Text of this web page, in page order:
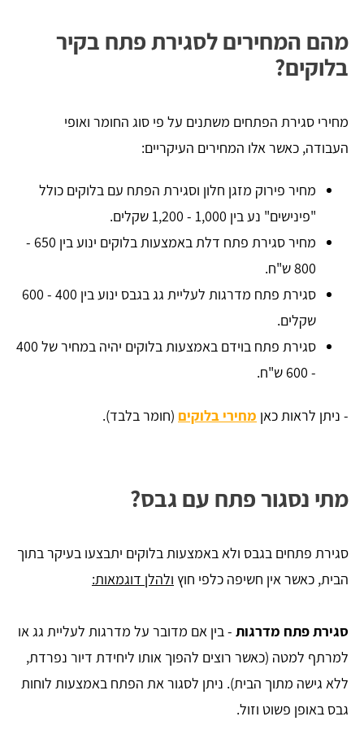
מהם המחירים לסגירת פתח בקיר
בלוקים?
מחירי סגירת הפתחים משתנים על פי סוג החומר ואופי
העבודה, כאשר אלו המחירים העיקריים:
מחיר פירוק מזגן חלון וסגירת הפתח עם בלוקים כולל
"פינישים" נע בין 1,000 - 1,200 שקלים.
מחיר סגירת פתח דלת באמצעות בלוקים ינוע בין 650 -
800 ש"ח.
סגירת פתח מדרגות לעליית גג בגבס ינוע בין 400 - 600
שקלים.
סגירת פתח בוידם באמצעות בלוקים יהיה במחיר של 400
- 600 ש"ח.
- ניתן לראות כאן מחירי בלוקים (חומר בלבד).
מתי נסגור פתח עם גבס?
סגירת פתחים בגבס ולא באמצעות בלוקים יתבצעו בעיקר בתוך
הבית, כאשר אין חשיפה כלפי חוץ ולהלן דוגמאות:
סגירת פתח מדרגות - בין אם מדובר על מדרגות לעליית גג או
למרתף למטה (כאשר רוצים להפוך אותו ליחידת דיור נפרדת,
ללא גישה מתוך הבית). ניתן לסגור את הפתח באמצעות לוחות
גבס באופן פשוט וזול.